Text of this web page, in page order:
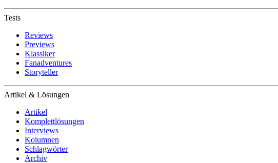
Tests
Reviews
Previews
Klassiker
Fanadventures
Storyteller
Artikel & Lösungen
Artikel
Komplettlösungen
Interviews
Kolumnen
Schlagwörter
Archiv